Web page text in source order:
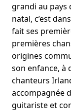
grandi au pays
natal, c’est
fait ses
premières
origines
son enfance, à
chanteurs
accompagnée
guitariste et